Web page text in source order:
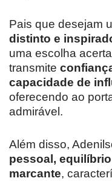
Pais que desejam
distinto e
uma escolha
transmite
capacidade de
oferecendo ao
admirável.
Além disso,
pessoal,
marcante,